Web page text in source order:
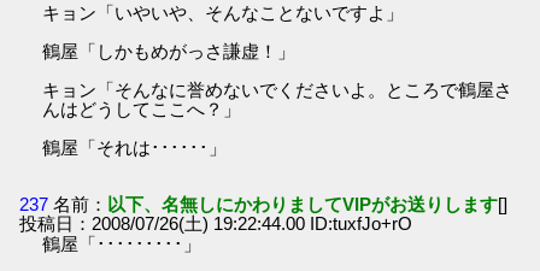
キョン「いやいや、そんなことないですよ」
鶴屋「しかもめがっさ謙虚！」
キョン「そんなに誉めないでくださいよ。ところで鶴屋さ
んはどうしてここへ？」
鶴屋「それは･･････」
237 名前： 以下、名無しにかわりましてVIPがお送りします[]
投稿日：2008/07/26(土) 19:22:44.00 ID:tuxfJo+rO
鶴屋「･････････」